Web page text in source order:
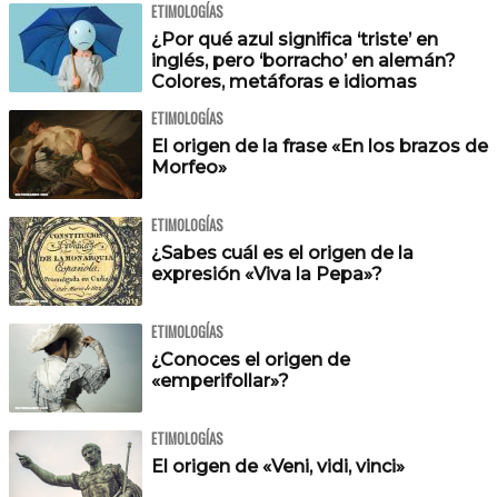
ETIMOLOGÍAS
¿Por qué azul significa ‘triste’ en
inglés, pero ‘borracho’ en alemán?
Colores, metáforas e idiomas
ETIMOLOGÍAS
El origen de la frase «En los brazos de
Morfeo»
ETIMOLOGÍAS
¿Sabes cuál es el origen de la
expresión «Viva la Pepa»?
ETIMOLOGÍAS
¿Conoces el origen de
«emperifollar»?
ETIMOLOGÍAS
El origen de «Veni, vidi, vinci»